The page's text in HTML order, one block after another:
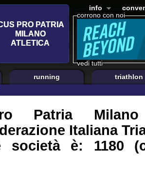
corrono con noi
vedi tutti
info
running triathlon
Patria
Italiana
società è: 1180